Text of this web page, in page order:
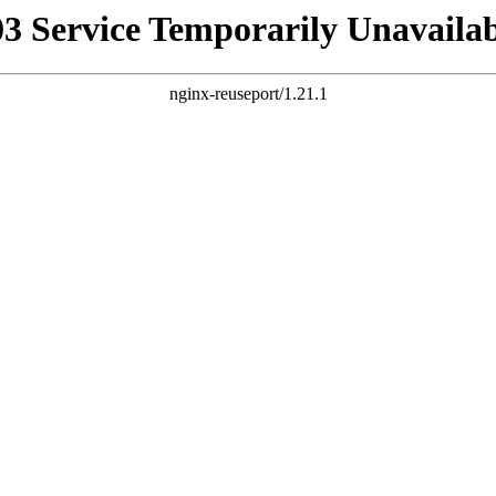
Service Temporarily
nginx-reuseport/1.21.1